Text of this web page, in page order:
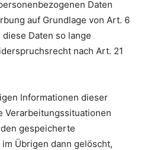
Daten
auf Grundlage von Art. 6
diese Daten so lange
nach Art. 21
Informationen dieser
Verarbeitungssituationen
gespeicherte
Übrigen dann gelöscht,